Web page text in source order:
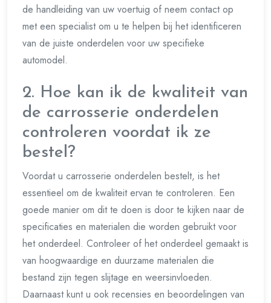
de handleiding van uw voertuig of neem contact op
met een specialist om u te helpen bij het identificeren
van de juiste onderdelen voor uw specifieke
automodel.
2. Hoe kan ik de kwaliteit van
de carrosserie onderdelen
controleren voordat ik ze
bestel?
Voordat u carrosserie onderdelen bestelt, is het
essentieel om de kwaliteit ervan te controleren. Een
goede manier om dit te doen is door te kijken naar de
specificaties en materialen die worden gebruikt voor
het onderdeel. Controleer of het onderdeel gemaakt is
van hoogwaardige en duurzame materialen die
bestand zijn tegen slijtage en weersinvloeden.
Daarnaast kunt u ook recensies en beoordelingen van